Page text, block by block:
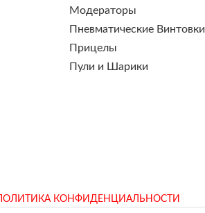
Модераторы
Пневматические Винтовки
Прицелы
Пули и Шарики
ПОЛИТИКА КОНФИДЕНЦИАЛЬНОСТИ